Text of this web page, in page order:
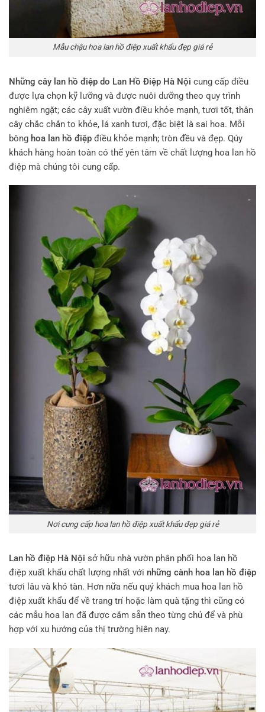
Mẫu chậu hoa lan hồ điệp xuất khẩu đẹp giá rẻ
Những cây lan hồ điệp do Lan Hồ Điệp Hà Nội cung cấp điều
được lựa chọn kỹ lưỡng và được nuôi dưỡng theo quy trình
nghiêm ngặt; các cây xuất vườn điều khỏe mạnh, tươi tốt, thân
cây chắc chắn to khỏe, lá xanh tươi, đặc biệt là sai hoa. Mỗi
bông hoa lan hồ điệp điều khỏe mạnh; tròn đều và đẹp. Qúy
khách hàng hoàn toàn có thể yên tâm về chất lượng hoa lan hồ
điệp mà chúng tôi cung cấp.
Nơi cung cấp hoa lan hồ điệp xuất khẩu đẹp giá rẻ
Lan hồ điệp Hà Nội sở hữu nhà vườn phân phối hoa lan hồ
điệp xuất khẩu chất lượng nhất với những cành hoa lan hồ điệp
tươi lâu và khó tàn. Hơn nữa nếu quý khách mua hoa lan hồ
điệp xuất khẩu để về trang trí hoặc làm quà tặng thì cũng có
các mẫu hoa lan đã được cắm sẵn theo từng chủ để và phù
hợp với xu hướng của thị trường hiên nay.